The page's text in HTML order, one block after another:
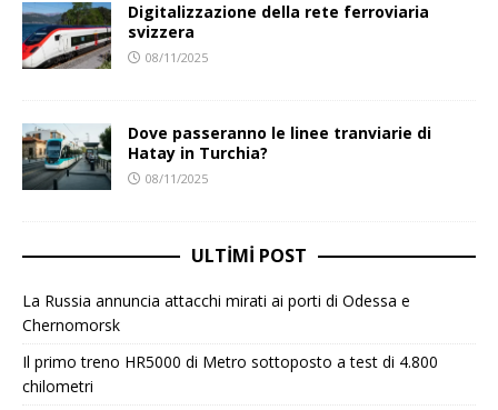
Digitalizzazione della rete ferroviaria
svizzera
08/11/2025
Dove passeranno le linee tranviarie di
Hatay in Turchia?
08/11/2025
ULTIMI POST
La Russia annuncia attacchi mirati ai porti di Odessa e
Chernomorsk
Il primo treno HR5000 di Metro sottoposto a test di 4.800
chilometri